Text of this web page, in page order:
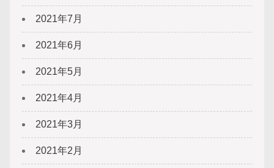
2021年7月
2021年6月
2021年5月
2021年4月
2021年3月
2021年2月